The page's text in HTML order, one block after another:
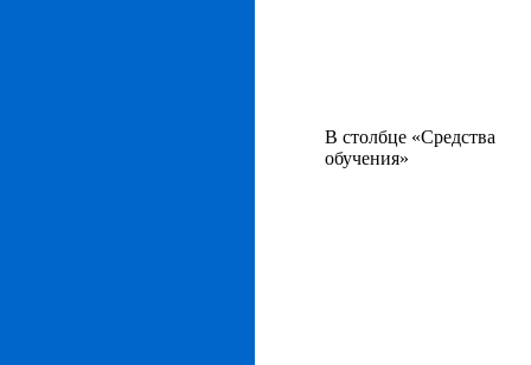
В столбце «Средства
обучения»